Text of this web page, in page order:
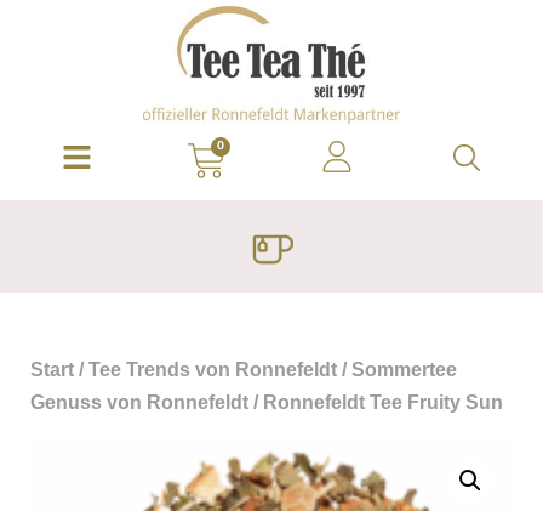
0
Start / Tee Trends von Ronnefeldt / Sommertee
Genuss von Ronnefeldt / Ronnefeldt Tee Fruity Sun